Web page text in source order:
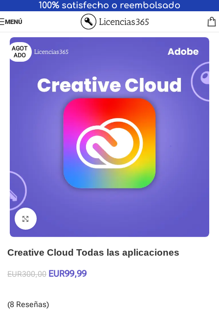
100% satisfecho o reembolsado
MENÚ
AGOT
ADO
Haga clic para ampliar
Creative Cloud Todas las aplicaciones
EUR300,00 EUR99,99
(8 Reseñas)